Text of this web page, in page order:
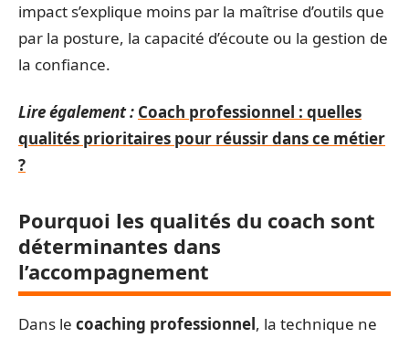
impact s’explique moins par la maîtrise d’outils que
par la posture, la capacité d’écoute ou la gestion de
la confiance.
Lire également : Coach professionnel : quelles
qualités prioritaires pour réussir dans ce métier
?
Pourquoi les qualités du coach sont
déterminantes dans
l’accompagnement
Dans le coaching professionnel, la technique ne